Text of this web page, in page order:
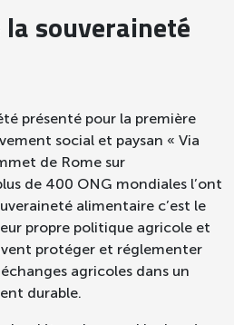
la souveraineté
présenté pour la première
social et paysan « Via
de Rome sur
de 400 ONG mondiales l’ont
alimentaire c’est le
propre politique agricole et
protéger et réglementer
agricoles dans un
durable.